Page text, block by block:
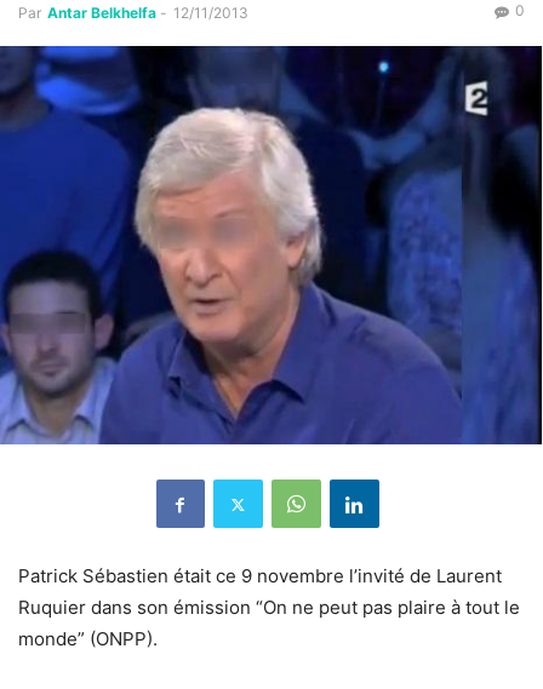
Par Antar Belkhelfa - 12/11/2013 0
Patrick Sébastien était ce 9 novembre l’invité de Laurent
Ruquier dans son émission “On ne peut pas plaire à tout le
monde” (ONPP).